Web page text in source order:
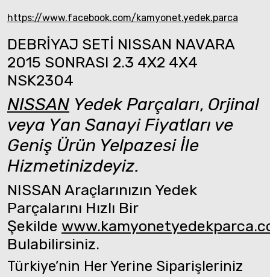
https://www.facebook.com/kamyonet.yedek.parca
DEBRİYAJ SETİ NISSAN NAVARA
2015 SONRASI 2.3 4X2 4X4
NSK2304
NISSAN Yedek Parçaları, Orjinal
veya Yan Sanayi Fiyatları ve
Geniş Ürün Yelpazesi İle
Hizmetinizdeyiz.
NISSAN Araçlarınızın Yedek
Parçalarını Hızlı Bir
Şekilde
Bulabilirsiniz.
Türkiye’nin Her Yerine Siparişleriniz